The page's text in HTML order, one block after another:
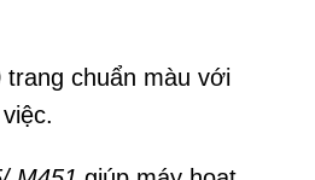
chuẩn màu với